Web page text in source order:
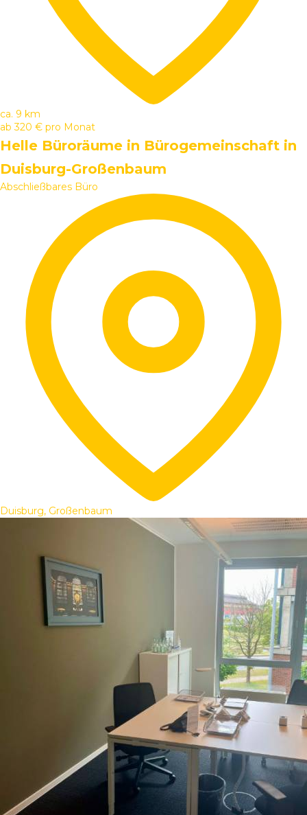
ca. 9 km
ab 320 € pro Monat
Helle Büroräume in Bürogemeinschaft in
Duisburg-Großenbaum
Abschließbares Büro
Duisburg, Großenbaum